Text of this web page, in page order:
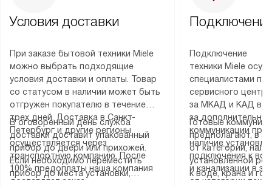
Условия доставки
При заказе бытовой техники Miele
можно выбрать подходящие
условия доставки и оплаты. Товар
со статусом в наличии может быть
отгружен покупателю в течение
трех дней. Доставка в Санкт-
Петербург и другие регионы
осуществляется через
транспортную компанию. После
100% предоплаты наша компания
доставляет заказ
В оговоренный день служба
доставки доставит упакованный
прибор до двери или прихожей.
Если необходимо переместить
прибор до места установки,
Подключение
техники Miele
специалистами
сервисного
за МКАД и КАД
за
коммуникации
наличие
подключения к
и канализации в
от категории
Готовые
предполагают, в
от категории,
установленной
к воде, крана и